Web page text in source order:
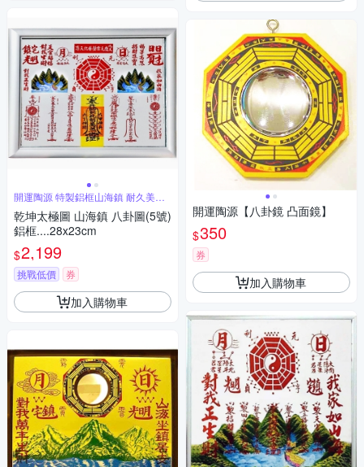
開運陶源 特製鋁框山海鎮 耐久美觀
大方
乾坤太極圖 山海鎮 八卦圖(5號)
鋁框....28x23cm
$2,199
挑戰低價 券
加入購物車
開運陶源【八卦鏡 凸面鏡】
$350
券
加入購物車